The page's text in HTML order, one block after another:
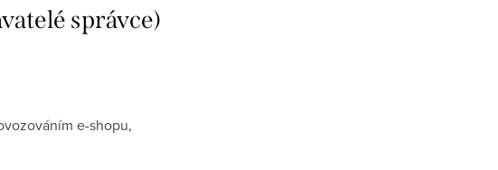
správce)
e-shopu,